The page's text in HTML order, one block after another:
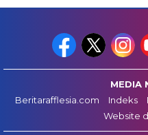
MEDIA
Beritarafflesia.com
Indeks
Website